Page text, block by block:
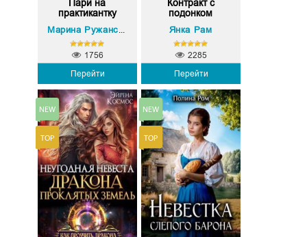
Пари на
практикантку
Марина Ружанская
Перейти
1756
Контракт с
подонком
Янка Рам
Перейти
2285